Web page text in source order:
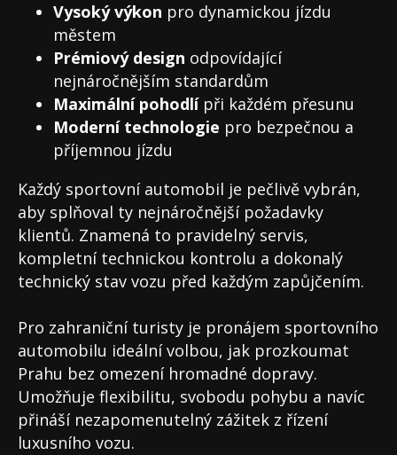
Vysoký výkon pro dynamickou jízdu
městem
Prémiový design odpovídající
nejnáročnějším standardům
Maximální pohodlípři každém přesunu
Moderní technologie pro bezpečnou a
příjemnou jízdu
Každý sportovní automobil je pečlivě vybrán,
aby splňoval ty nejnáročnější požadavky
klientů. Znamená to pravidelný servis,
kompletní technickou kontrolu a dokonalý
technický stav vozu před každým zapůjčením.
Pro zahraniční turisty je pronájem sportovního
automobilu ideální volbou, jak prozkoumat
Prahu bez omezení hromadné dopravy.
Umožňuje flexibilitu, svobodu pohybu a navíc
přináší nezapomenutelný zážitek z řízení
luxusního vozu.